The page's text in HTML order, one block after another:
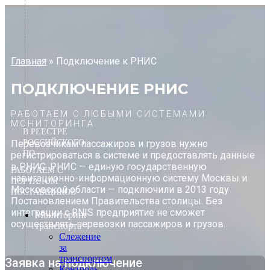
Перейти
содержимому
В РЕЕСТРЕ
РОССИЙСКОГО
ПО
РАБОТАЕМ С
ПОРТАЛОМ
ПОСТАВЩИКОВ
Мониторинг
транспорта
Слежение
за
транспортом
Главная » Подключение к РНИС
ПОДКЛЮЧЕНИЕ РНИС
РАБОТАЕМ С ЛЮБЫМИ СИСТЕМАМИ
МОНИТОРИНГА
Перевозчикам пассажиров и грузов нужно
регистрироваться в системе и предоставлять данные
в РНИС. РНИС — единую государственную
навигационно-информационную систему Москвы и
Московской области — подключили в 2013 году
Постановлением Правительства столицы. Без
интеграции с RNIS предприятие не сможет
осуществлять перевозки пассажиров и грузов.
Заявка на подключение